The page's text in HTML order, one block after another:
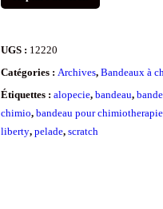
UGS : 12220
Catégories :Archives,Bandeaux à
Étiquettes :alopecie,bandeau,
chimio,bandeau pour chimiotherapie
liberty,pelade,scratch